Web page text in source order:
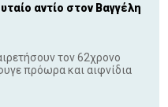
αντίο στον Βαγγέλη
τον 62χρονο
πρόωρα και αιφνίδια